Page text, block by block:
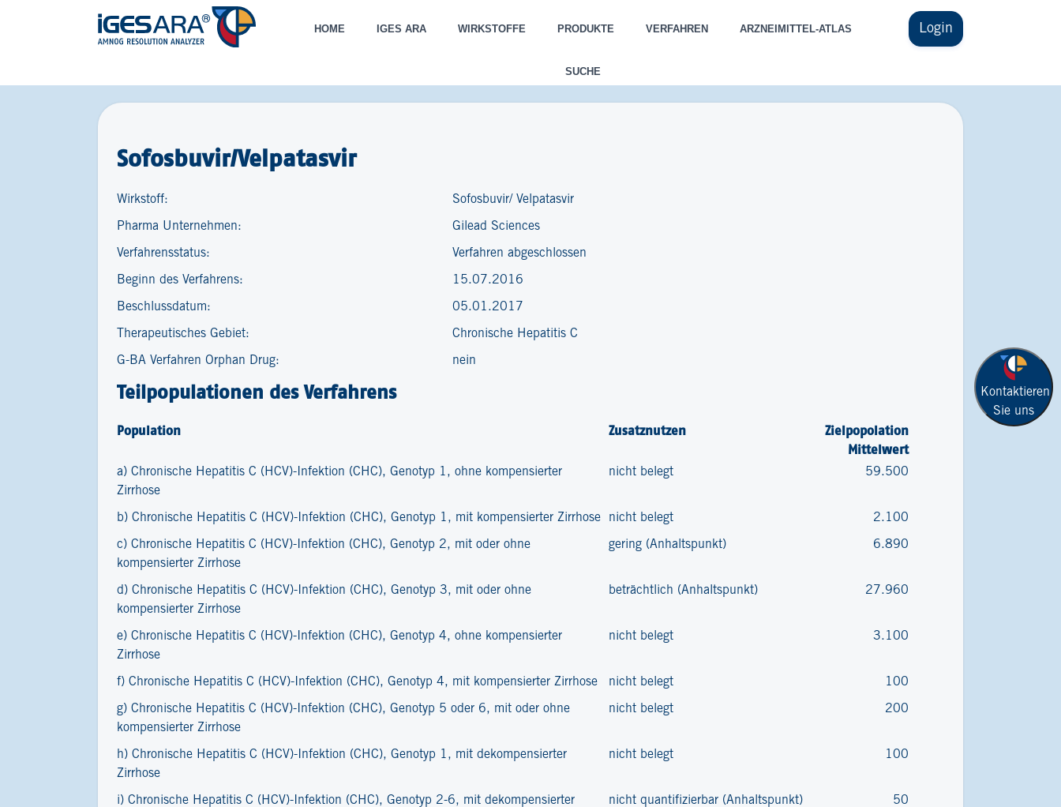
Login
HOME IGES ARA WIRKSTOFFE PRODUKTE VERFAHREN ARZNEIMITTEL-ATLAS
SUCHE
Kontaktieren
Sie uns
Sofosbuvir/Velpatasvir
Wirkstoff: Sofosbuvir/ Velpatasvir
Pharma Unternehmen: Gilead Sciences
Verfahrensstatus: Verfahren abgeschlossen
Beginn des Verfahrens: 15.07.2016
Beschlussdatum: 05.01.2017
Therapeutisches Gebiet: Chronische Hepatitis C
G-BA Verfahren Orphan Drug: nein
Teilpopulationen des Verfahrens
Population Zusatznutzen
Zielpopolation
Mittelwert
a) Chronische Hepatitis C (HCV)-Infektion (CHC), Genotyp 1, ohne kompensierter
Zirrhose
nicht belegt 59.500
b) Chronische Hepatitis C (HCV)-Infektion (CHC), Genotyp 1, mit kompensierter Zirrhose nicht belegt 2.100
c) Chronische Hepatitis C (HCV)-Infektion (CHC), Genotyp 2, mit oder ohne
kompensierter Zirrhose
gering (Anhaltspunkt) 6.890
d) Chronische Hepatitis C (HCV)-Infektion (CHC), Genotyp 3, mit oder ohne
kompensierter Zirrhose
beträchtlich (Anhaltspunkt) 27.960
e) Chronische Hepatitis C (HCV)-Infektion (CHC), Genotyp 4, ohne kompensierter
Zirrhose
nicht belegt 3.100
f) Chronische Hepatitis C (HCV)-Infektion (CHC), Genotyp 4, mit kompensierter Zirrhose nicht belegt 100
g) Chronische Hepatitis C (HCV)-Infektion (CHC), Genotyp 5 oder 6, mit oder ohne
kompensierter Zirrhose
nicht belegt 200
h) Chronische Hepatitis C (HCV)-Infektion (CHC), Genotyp 1, mit dekompensierter
Zirrhose
nicht belegt 100
i) Chronische Hepatitis C (HCV)-Infektion (CHC), Genotyp 2-6, mit dekompensierter
nicht quantifizierbar (Anhaltspunkt) 50